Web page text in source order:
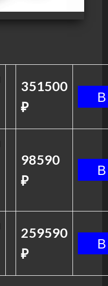
351500
₽
98590
₽
259590
₽